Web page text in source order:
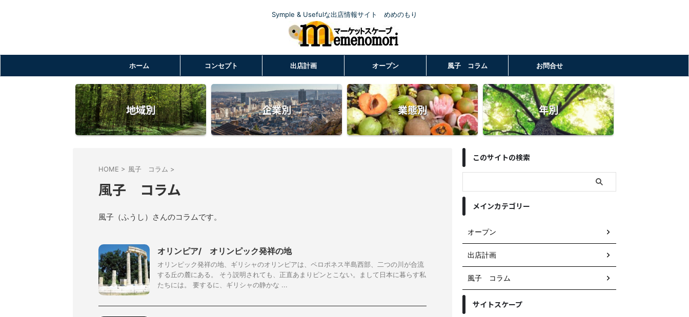
Symple & Usefulな出店情報サイト めめのもり
ホーム コンセプト 出店計画 オープン 風子 コラム お問合せ
地域別 企業別 業態別 年別
HOME > 風子 コラム >
風子 コラム
風子（ふうし）さんのコラムです。
オリンピア/ オリンピック発祥の地
オリンピック発祥の地、ギリシャのオリンピアは、ペロポネス半島西部、二つの川が合流
する丘の麓にある。 そう説明されても、正直あまりピンとこない。まして日本に暮らす私
たちには。 要するに、ギリシャの静かな ...
このサイトの検索
メインカテゴリー
オープン
出店計画
風子 コラム
サイトスケープ